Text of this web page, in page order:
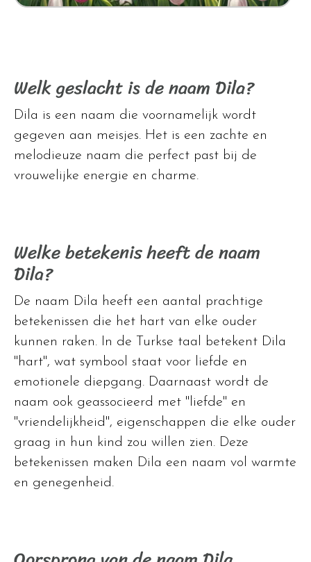
Welk geslacht is de naam Dila?
Dila is een naam die voornamelijk wordt
gegeven aan meisjes. Het is een zachte en
melodieuze naam die perfect past bij de
vrouwelijke energie en charme.
Welke betekenis heeft de naam
Dila?
De naam Dila heeft een aantal prachtige
betekenissen die het hart van elke ouder
kunnen raken. In de Turkse taal betekent Dila
"hart", wat symbool staat voor liefde en
emotionele diepgang. Daarnaast wordt de
naam ook geassocieerd met "liefde" en
"vriendelijkheid", eigenschappen die elke ouder
graag in hun kind zou willen zien. Deze
betekenissen maken Dila een naam vol warmte
en genegenheid.